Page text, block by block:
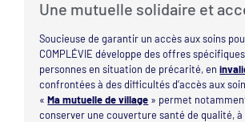
Une mutuelle solidaire et
Soucieuse de garantir un accès aux soins
COMPLÉVIE développe des offres
personnes en situation de précarité, en
confrontées à des difficultés d’accès aux
«Ma mutuelle de village » permet
conserver une couverture santé de qualité,